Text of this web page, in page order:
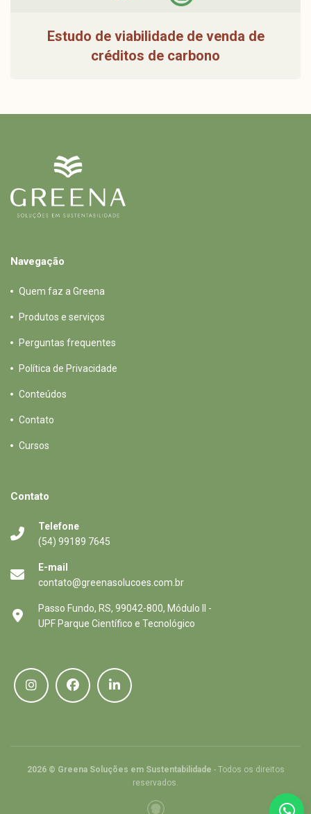
Estudo de viabilidade de venda de
créditos de carbono
Navegação
Quem faz a Greena
Produtos e serviços
Perguntas frequentes
Política de Privacidade
Conteúdos
Contato
Cursos
Contato
Telefone
(54) 99189 7645
E-mail
contato@greenasolucoes.com.br
Passo Fundo, RS, 99042-800, Módulo II -
UPF Parque Científico e Tecnológico
2026 © Greena Soluções em Sustentabilidade - Todos os direitos
reservados.